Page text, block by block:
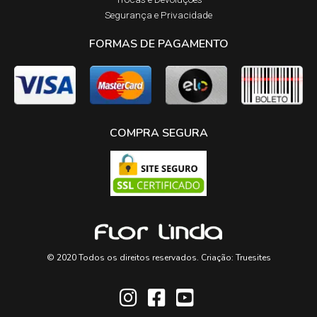
Segurança e Privacidade
FORMAS DE PAGAMENTO
COMPRA SEGURA
© 2020 Todos os direitos reservados. Criação: Truesites